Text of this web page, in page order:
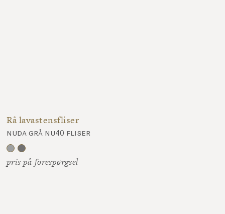
Rå lavastensfliser
nuda grå nu40 fliser
pris på forespørgsel